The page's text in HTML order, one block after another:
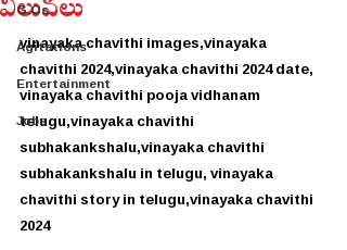
G.Os
Agitations
Entertainment
Jobs
విలువలు
vinayaka chavithi images,vinayaka
chavithi 2024,vinayaka chavithi 2024 date,
vinayaka chavithi pooja vidhanam
telugu,vinayaka chavithi
subhakankshalu,vinayaka chavithi
subhakankshalu in telugu, vinayaka
chavithi story in telugu,vinayaka chavithi
2024